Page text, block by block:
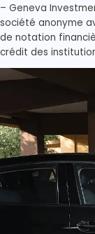
– Geneva
société anonyme
de notation
crédit des